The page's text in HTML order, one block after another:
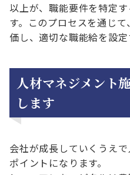
以上が、職能要件を特定
す。このプロセスを通じ
価し、適切な職能給を設定
人材マネジメント
します
会社が成長していくうえ
ポイントになります。